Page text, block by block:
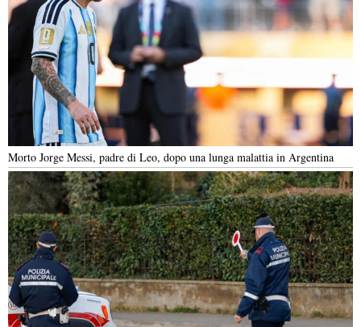
Morto Jorge Messi, padre di Leo, dopo una lunga malattia in Argentina